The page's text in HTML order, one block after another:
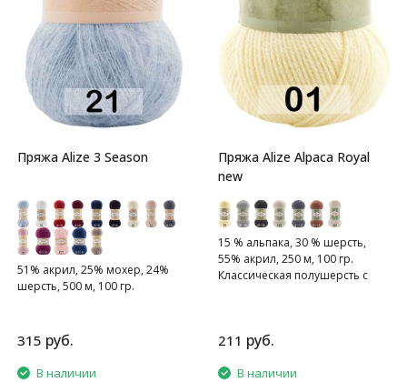
Пряжа Alize 3 Season
51% акрил, 25% мохер, 24%
шерсть, 500 м, 100 гр.
315 руб.
В наличии
Пряжа Alize Alpaca Royal
new
15 % альпака, 30 % шерсть,
55% акрил, 250 м, 100 гр.
Классическая полушерсть с
211 руб.
В наличии